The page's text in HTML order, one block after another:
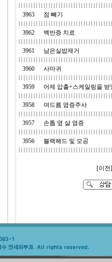
3963 점 빼기
3962 백반증 치료
3961 남은실밥제거
3960 사마귀
3959 어제 압출+스케일링을
3958 여드름 염증주사
3957 손톱 옆 살 염증
3956 블랙헤드 및 모공
[이전]